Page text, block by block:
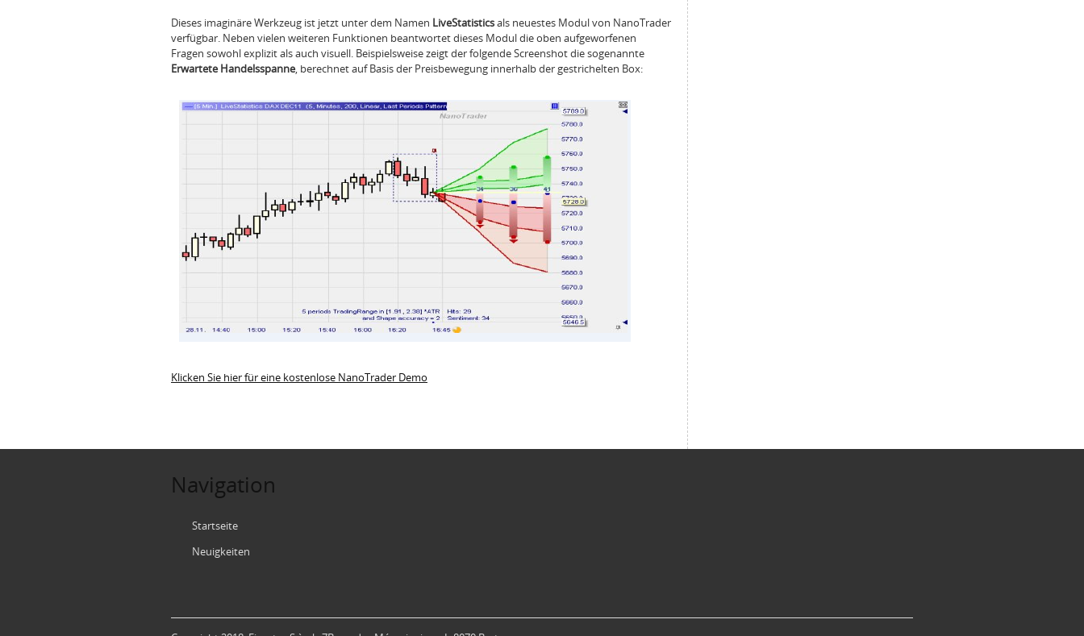
Dieses imaginäre Werkzeug ist jetzt unter dem Namen LiveStatisticsals neuestes Modul von NanoTrader
verfügbar. Neben vielen weiteren Funktionen beantwortet dieses Modul die oben aufgeworfenen
Fragen sowohl explizit als auch visuell. Beispielsweise zeigt der folgende Screenshot die sogenannte
Erwartete Handelsspanne, berechnet auf Basis der Preisbewegung innerhalb der gestrichelten Box:
Klicken Sie hier für eine kostenlose NanoTrader Demo
Navigation
Startseite
Neuigkeiten